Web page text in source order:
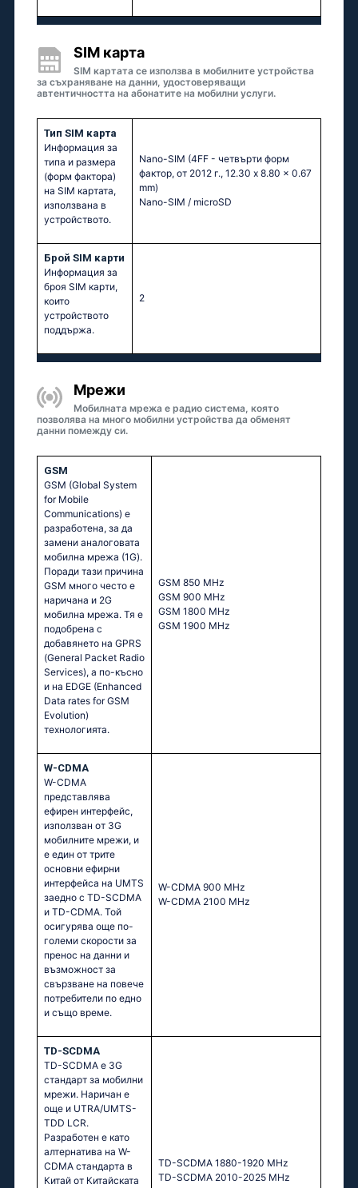
SIM карта
SIM картата се използва в мобилните устройства
за съхраняване на данни, удостоверяващи
автентичността на абонатите на мобилни услуги.
Тип SIM карта
Информация за
типа и размера
(форм фактора)
на SIM картата,
използвана в
устройството.
Nano-SIM (4FF - четвърти форм
фактор, от 2012 г., 12.30 x 8.80 x 0.67
mm)
Nano-SIM / microSD
Брой SIM карти
Информация за
броя SIM карти,
които
устройството
поддържа.
2
Мрежи
Мобилната мрежа е радио система, която
позволява на много мобилни устройства да обменят
данни помежду си.
GSM
GSM (Global System
for Mobile
Communications) е
разработена, за да
замени аналоговата
мобилна мрежа (1G).
Поради тази причина
GSM много често е
наричана и 2G
мобилна мрежа. Тя е
подобрена с
добавянето на GPRS
(General Packet Radio
Services), а по-късно
и на EDGE (Enhanced
Data rates for GSM
Evolution)
технологията.
GSM 850 MHz
GSM 900 MHz
GSM 1800 MHz
GSM 1900 MHz
W-CDMA
W-CDMA
представлява
ефирен интерфейс,
използван от 3G
мобилните мрежи, и
е един от трите
основни ефирни
интерфейса на UMTS
заедно с TD-SCDMA
и TD-CDMA. Той
осигурява още по-
големи скорости за
пренос на данни и
възможност за
свързване на повече
потребители по едно
и също време.
W-CDMA 900 MHz
W-CDMA 2100 MHz
TD-SCDMA
TD-SCDMA е 3G
стандарт за мобилни
мрежи. Наричан е
още и UTRA/UMTS-
TDD LCR.
Разработен е като
алтернатива на W-
CDMA стандарта в
Китай от Китайската
TD-SCDMA 1880-1920 MHz
TD-SCDMA 2010-2025 MHz